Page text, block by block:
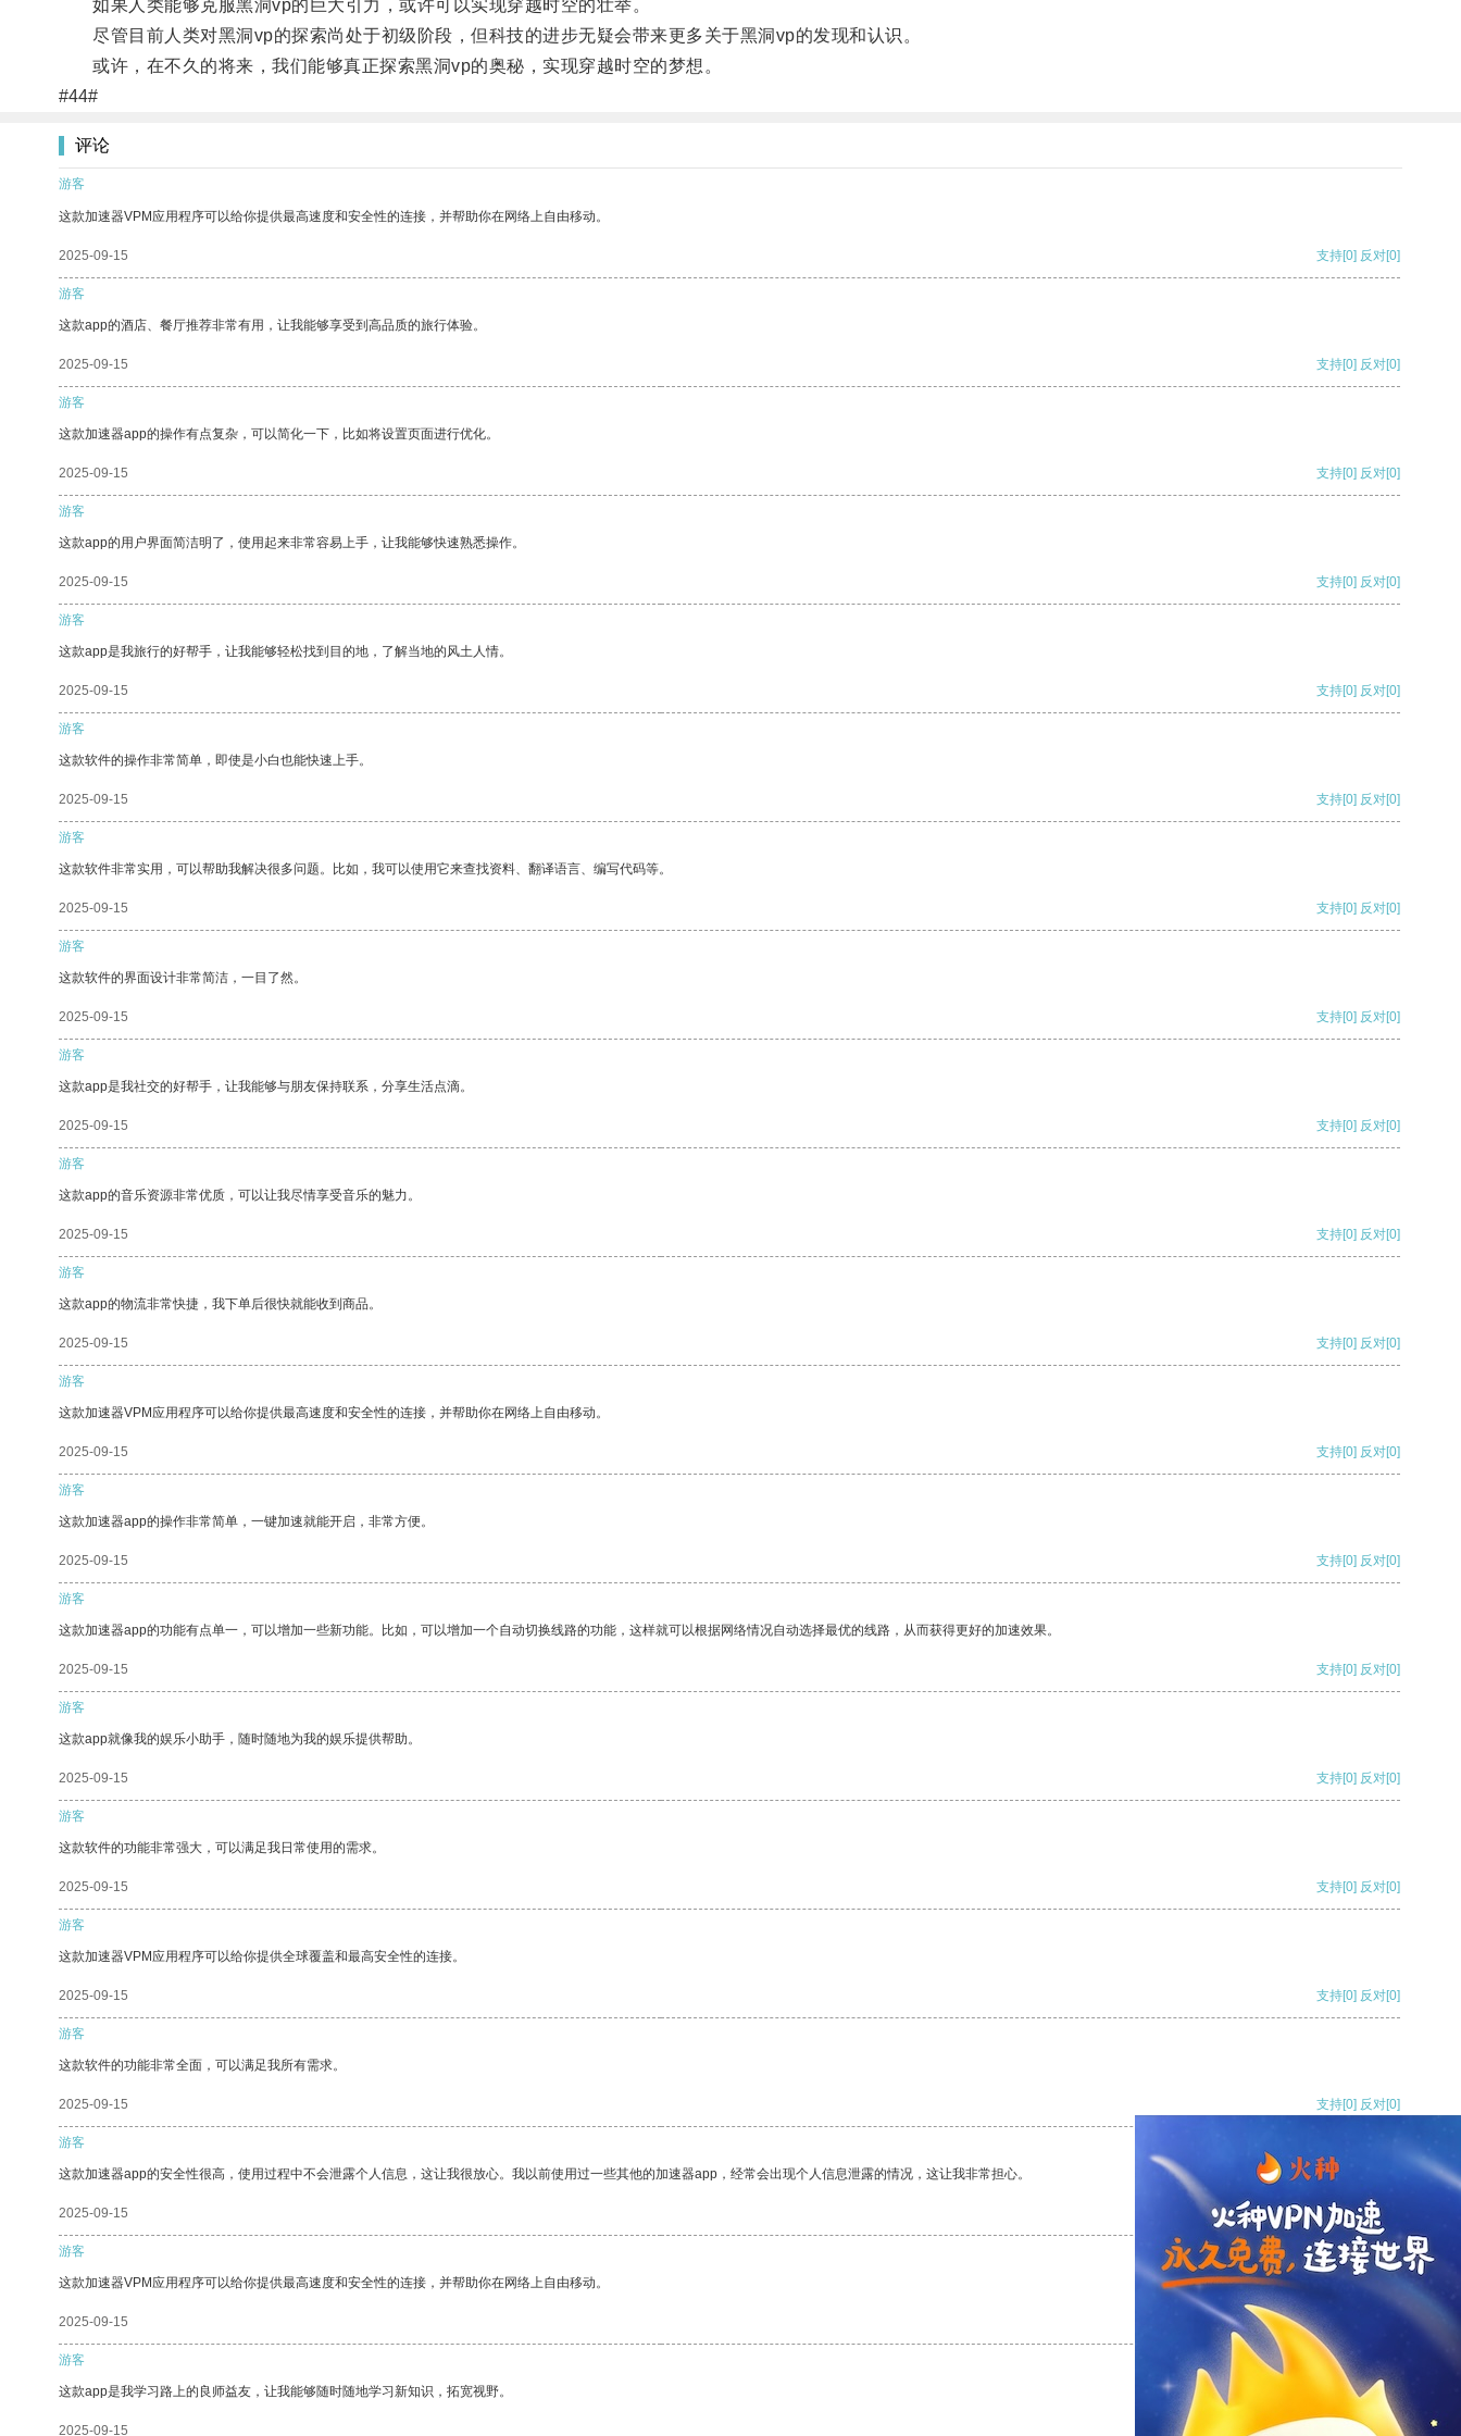
如果人类能够克服黑洞vp的巨大引力，或许可以实现穿越时空的壮举。
尽管目前人类对黑洞vp的探索尚处于初级阶段，但科技的进步无疑会带来更多关于黑洞vp的发现和认识。
或许，在不久的将来，我们能够真正探索黑洞vp的奥秘，实现穿越时空的梦想。
#44#
评论
游客
这款加速器VPM应用程序可以给你提供最高速度和安全性的连接，并帮助你在网络上自由移动。
2025-09-15 支持[0] 反对[0]
游客
这款app的酒店、餐厅推荐非常有用，让我能够享受到高品质的旅行体验。
2025-09-15 支持[0] 反对[0]
游客
这款加速器app的操作有点复杂，可以简化一下，比如将设置页面进行优化。
2025-09-15 支持[0] 反对[0]
游客
这款app的用户界面简洁明了，使用起来非常容易上手，让我能够快速熟悉操作。
2025-09-15 支持[0] 反对[0]
游客
这款app是我旅行的好帮手，让我能够轻松找到目的地，了解当地的风土人情。
2025-09-15 支持[0] 反对[0]
游客
这款软件的操作非常简单，即使是小白也能快速上手。
2025-09-15 支持[0] 反对[0]
游客
这款软件非常实用，可以帮助我解决很多问题。比如，我可以使用它来查找资料、翻译语言、编写代码等。
2025-09-15 支持[0] 反对[0]
游客
这款软件的界面设计非常简洁，一目了然。
2025-09-15 支持[0] 反对[0]
游客
这款app是我社交的好帮手，让我能够与朋友保持联系，分享生活点滴。
2025-09-15 支持[0] 反对[0]
游客
这款app的音乐资源非常优质，可以让我尽情享受音乐的魅力。
2025-09-15 支持[0] 反对[0]
游客
这款app的物流非常快捷，我下单后很快就能收到商品。
2025-09-15 支持[0] 反对[0]
游客
这款加速器VPM应用程序可以给你提供最高速度和安全性的连接，并帮助你在网络上自由移动。
2025-09-15 支持[0] 反对[0]
游客
这款加速器app的操作非常简单，一键加速就能开启，非常方便。
2025-09-15 支持[0] 反对[0]
游客
这款加速器app的功能有点单一，可以增加一些新功能。比如，可以增加一个自动切换线路的功能，这样就可以根据网络情况自动选择最优的线路，从而获得更好的加速效果。
2025-09-15 支持[0] 反对[0]
游客
这款app就像我的娱乐小助手，随时随地为我的娱乐提供帮助。
2025-09-15 支持[0] 反对[0]
游客
这款软件的功能非常强大，可以满足我日常使用的需求。
2025-09-15 支持[0] 反对[0]
游客
这款加速器VPM应用程序可以给你提供全球覆盖和最高安全性的连接。
2025-09-15 支持[0] 反对[0]
游客
这款软件的功能非常全面，可以满足我所有需求。
2025-09-15 支持[0] 反对[0]
游客
这款加速器app的安全性很高，使用过程中不会泄露个人信息，这让我很放心。我以前使用过一些其他的加速器app，经常会出现个人信息泄露的情况，这让我非常担心。
2025-09-15 支持[0] 反对
游客
这款加速器VPM应用程序可以给你提供最高速度和安全性的连接，并帮助你在网络上自由移动。
2025-09-15 支持
游客
这款app是我学习路上的良师益友，让我能够随时随地学习新知识，拓宽视野。
2025-09-15 反对 [0]